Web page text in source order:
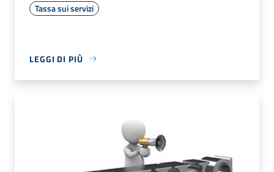
Tassa sui servizi
LEGGI DI PIÙ